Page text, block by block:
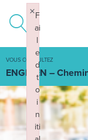
VOUS CONSULTEZ
ENGHIEN –
F
ai
l
e
d
t
o
i
n
iti
×